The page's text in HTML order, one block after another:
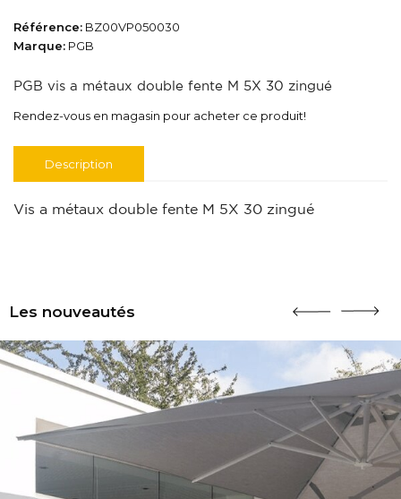
Référence: BZ00VP050030
Marque: PGB
PGB vis a métaux double fente M 5X 30 zingué
Rendez-vous en magasin pour acheter ce produit!
Description
Vis a métaux double fente M 5X 30 zingué
Les nouveautés